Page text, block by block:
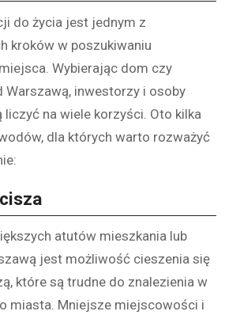
do życia jest jednym z
kroków w poszukiwaniu
Wybierając dom czy
Warszawą, inwestorzy i osoby
liczyć na wiele korzyści. Oto kilka
dla których warto rozważyć
atutów mieszkania lub
jest możliwość cieszenia się
które są trudne do znalezienia w
miasta. Mniejsze miejscowości i